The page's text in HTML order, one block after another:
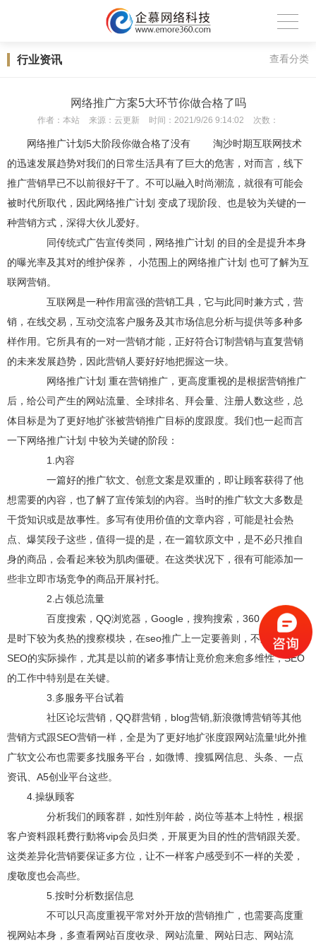
行业资讯 查看分类
网络推广方案5大环节你做合格了吗
作者： 本站 来源： 云更新 时间： 2021/9/26 9:14:02 次数：
网络推广计划5大阶段你做合格了没有 淘沙时期互联网技术
的迅速发展趋势对我们的日常生活具有了巨大的危害，对而言，线下
推广营销早已不以前很好干了。不可以融入时尚潮流，就很有可能会
被时代所取代，因此网络推广计划 变成了现阶段、也是较为关键的一
种营销方式，深得大伙儿爱好。
同传统式广告宣传类同，网络推广计划 的目的全是提升本身
的曝光率及其对的维护保养， 小范围上的网络推广计划 也可了解为互
联网营销。
互联网是一种作用富强的营销工具，它与此同时兼方式，营
销，在线交易，互动交流客户服务及其市场信息分析与提供等多种多
样作用。它所具有的一对一营销才能，正好符合订制营销与直复营销
的未来发展趋势，因此营销人要好好地把握这一块。
网络推广计划 重在营销推广，更高度重视的是根据营销推广
后，给公司产生的网站流量、全球排名、拜会量、注册人数这些，总
体目标是为了更好地扩张被营销推广目标的度跟度。我们也一起而言
一下网络推广计划 中较为关键的阶段：
1.內容
一篇好的推广软文、创意文案是双重的，即让顾客获得了他
想需要的內容，也了解了宣传策划的內容。当时的推广软文大多数是
干货知识或是故事性。多写有使用价值的文章内容，可能是社会热
点、爆笑段子这些，值得一提的是，在一篇软原文中，是不必只推自
身的商品，会看起来较为肌肉僵硬。在这类状况下，很有可能添加一
些非立即市场竞争的商品开展衬托。
2.占领总流量
百度搜索，QQ浏览器，Google，搜狗搜索，360，UC等全
是时下较为炙热的搜察模块，在seo推广上一定要善则，不必忽略了
SEO的实际操作，尤其是以前的诸多事情让竟价愈来愈多维性，SEO
的工作中特别是在关键。
3.多服务平台试着
社区论坛营销，QQ群营销，blog营销,新浪微博营销等其他
营销方式跟SEO营销一样，全是为了更好地扩张度跟网站流量!此外推
广软文公布也需要多找服务平台，如微博、搜狐网信息、头条、一点
资讯、A5创业平台这些。
4.操纵顾客
分析我们的顾客群，如性別年龄，岗位等基本上特性，根据
客户资料跟耗费行動将vip会员归类，开展更为目的性的营销跟关爱。
这类差异化营销要保证多方位，让不一样客户感受到不一样的关爱，
虔敬度也会高些。
5.按时分析数据信息
不可以只高度重视平常对外开放的营销推广，也需要高度重
视网站本身，多查看网站百度收录、网站流量、网站日志、网站流